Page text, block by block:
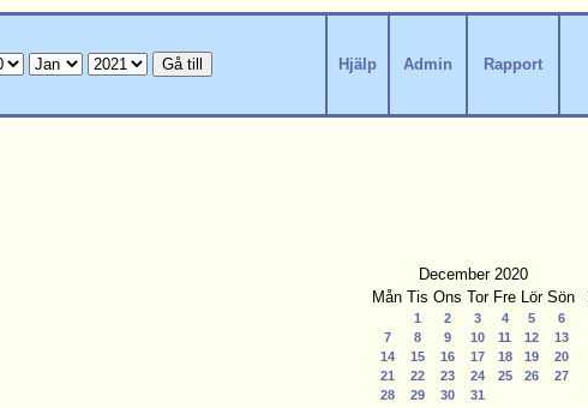
Hjälp Admin Rapport
December 2020
Mån Tis Ons Tor Fre Lör Sön
1 2 3 4 5
6
7
8 9 10 11 12
13
14
15 16 17 18 19
20
21
22 23 24 25 26
27
28
29 30 31